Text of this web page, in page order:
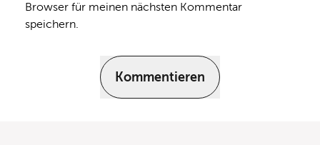
Browser für meinen nächsten Kommentar
speichern.
Kommentieren